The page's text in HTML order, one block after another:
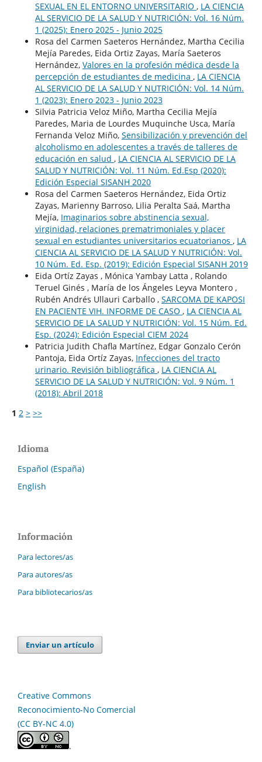
SEXUAL EN EL ENTORNO UNIVERSITARIO , LA CIENCIA
AL SERVICIO DE LA SALUD Y NUTRICIÓN: Vol. 16 Núm.
1 (2025): Enero 2025 - Junio 2025
Rosa del Carmen Saeteros Hernández, Martha Cecilia
Mejía Paredes, Eida Ortiz Zayas, María Saeteros
Hernández, Valores en la profesión médica desde la
percepción de estudiantes de medicina , LA CIENCIA
AL SERVICIO DE LA SALUD Y NUTRICIÓN: Vol. 14 Núm.
1 (2023): Enero 2023 - Junio 2023
Silvia Patricia Veloz Miño, Martha Cecilia Mejía
Paredes, Maria de Lourdes Muquinche Usca, María
Fernanda Veloz Miño, Sensibilización y prevención del
alcoholismo en adolescentes a través de talleres de
educación en salud , LA CIENCIA AL SERVICIO DE LA
SALUD Y NUTRICIÓN: Vol. 11 Núm. Ed.Esp (2020):
Edición Especial SISANH 2020
Rosa del Carmen Saeteros Hernández, Eida Ortiz
Zayas, Marienny Barroso, Lilia Peralta Saá, Martha
Mejía, Imaginarios sobre abstinencia sexual,
virginidad, relaciones prematrimoniales y placer
sexual en estudiantes universitarios ecuatorianos , LA
CIENCIA AL SERVICIO DE LA SALUD Y NUTRICIÓN: Vol.
10 Núm. Ed. Esp. (2019): Edición Especial SISANH 2019
Eida Ortíz Zayas , Mónica Yambay Latta , Rolando
Teruel Ginés , María de los Ángeles Leyva Montero ,
Rubén Andrés Ullauri Carballo , SARCOMA DE KAPOSI
EN PACIENTE VIH. INFORME DE CASO , LA CIENCIA AL
SERVICIO DE LA SALUD Y NUTRICIÓN: Vol. 15 Núm. Ed.
Esp. (2024): Edición Especial CIEM 2024
Patricia Judith Chafla Martínez, Edgar Gonzalo Cerón
Pantoja, Eida Ortíz Zayas, Infecciones del tracto
urinario. Revisión bibliográfica , LA CIENCIA AL
SERVICIO DE LA SALUD Y NUTRICIÓN: Vol. 9 Núm. 1
(2018): Abril 2018
1 2 > >>
Idioma
Español (España)
English
Información
Para lectores/as
Para autores/as
Para bibliotecarios/as
Enviar un artículo
Creative Commons
Reconocimiento-No Comercial
(CC BY-NC 4.0)
.